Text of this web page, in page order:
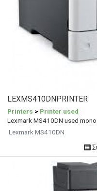
LEXMS410DNPRINTER
Printers > Printer used
Lexmark MS410DN used
Lexmark MS410DN